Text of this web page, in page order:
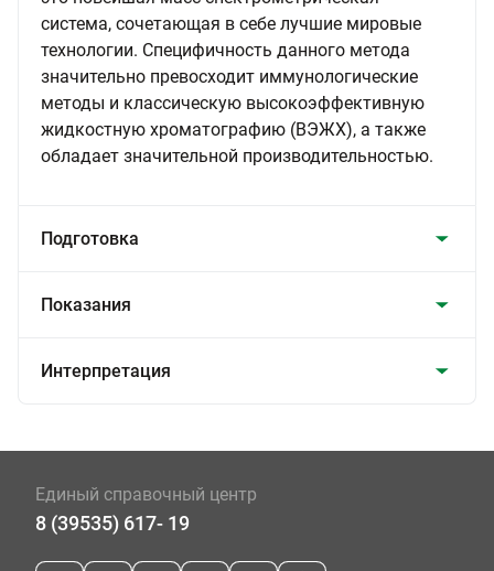
система, сочетающая в себе лучшие мировые
технологии. Специфичность данного метода
значительно превосходит иммунологические
методы и классическую высокоэффективную
жидкостную хроматографию (ВЭЖХ), а также
обладает значительной производительностью.
Подготовка
Показания
Интерпретация
Единый справочный центр
8 (39535) 617- 19